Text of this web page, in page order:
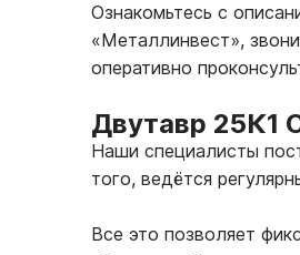
Ознакомьтесь с
«Металлинвест»,
оперативно
Двутавр 25К1
Наши специалисты
того, ведётся
Все это позволяет